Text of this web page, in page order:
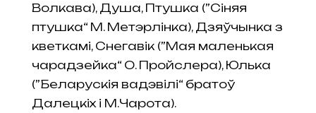
Волкава), Душа, Птушка (”Сіняя
птушка“ М. Метэрлінка), Дзяўчынка з
кветкамі, Снегавік (”Мая маленькая
чарадзейка“ О. Пройслера), Юлька
(”Беларускія вадэвілі“ братоў
Далецкіх і М.Чарота).